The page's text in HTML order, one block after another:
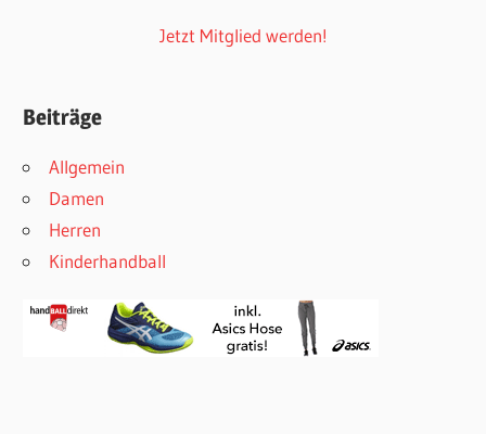
Jetzt Mitglied werden!
Beiträge
Allgemein
Damen
Herren
Kinderhandball